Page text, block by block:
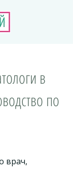
в
по
врач,